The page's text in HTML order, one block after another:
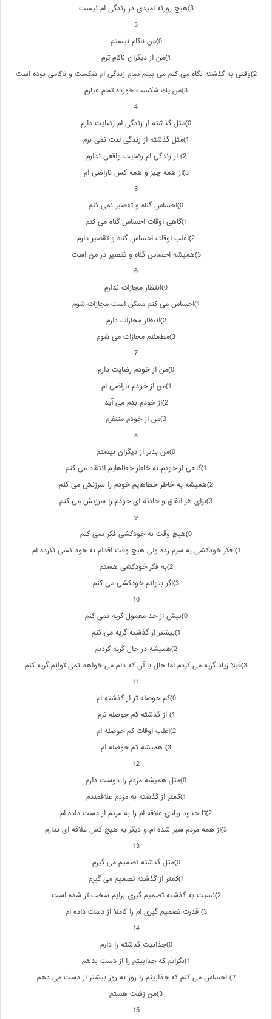
3)هیچ روزنه امیدی در زندگی ام نیست
3
0)من ناكام نیستم
1)من از دیگران ناكام ترم
2)وقتی به گذشته نگاه می كنم می بینم تمام زندگی ام شكست و ناكامی بوده است
3)من یك شكست خورده تمام عیارم
4
0)مثل گذشته از زندگی ام رضایت دارم
1)مثل گذشته از زندگی لذت نمی برم
2) از زندگی ام رضایت واقعی ندارم
3)از همه چیز و همه كس ناراضی ام
5
0)احساس گناه و تقصیر نمی كنم
1)گاهی اوقات احساس گناه می كنم
2)اغلب اوقات احساس گناه و تقصیر دارم
3)همیشه احساس گناه و تقصیر در من است
6
0)انتظار مجازات ندارم
1)احساس می كنم ممكن است مجازات شوم
2)انتظار مجازات دارم
3)مطمئنم مجازات می شوم
7
0)من از خودم رضایت دارم
1)من از خودم ناراضی ام
2)از خودم بدم می آید
3)من از خودم متنفرم
8
0)من بدتر از دیگران نیستم
1)گاهی از خودم به خاطر خطاهایم انتقاد می كنم
2)همیشه به خاطر خطاهایم خودم را سرزنش می كنم
3)برای هر اتفاق و حادثه ای خودم را سرزنش می كنم
9
0)هیچ وقت به خودكشی فكر نمی كنم
1) فكر خودكشی به سرم زده ولی هیچ وقت اقدام به خود كشی نكرده ام
2)به فكر خودكشی هستم
3)اگر بتوانم خودكشی می كنم
10
0)بیش از حد معمول گریه نمی كنم
1)بیشتر از گذشته گریه می كنم
2)همیشه در حال گریه كردنم
3)قبلا زیاد گریه می كردم اما حال با آن كه دلم می خواهد نمی توانم گریه كنم
11
0)كم حوصله تر از گذشته ام
1) از گذشته كم حوصله ترم
2)اغلب اوقات كم حوصله ام
3) همیشه كم حوصله ام
12
0)مثل همیشه مردم را دوست دارم
1)كمتر از گذشته به مردم علاقمندم
2)تا حدود زیادی علاقه ام را به مردم از دست داده ام
3)از همه مردم سیر شده ام و دیگر به هیچ كس علاقه ای ندارم
13
0)مثل گذشته تصمیم می گیرم
1)كمتر از گذشته تصمیم می گیرم
2)نسبت به گذشته تصمیم گیری برایم سخت تر شده است
3) قدرت تصمیم گیری ام را كاملا از دست داده ام
14
0)جذابیت گذشته را دارم
1)نگرانم كه جذابیتم را از دست بدهم
2) احساس می كنم كه جذابینم را روز به روز بیشتر از دست می دهم
3)من زشت هستم
15